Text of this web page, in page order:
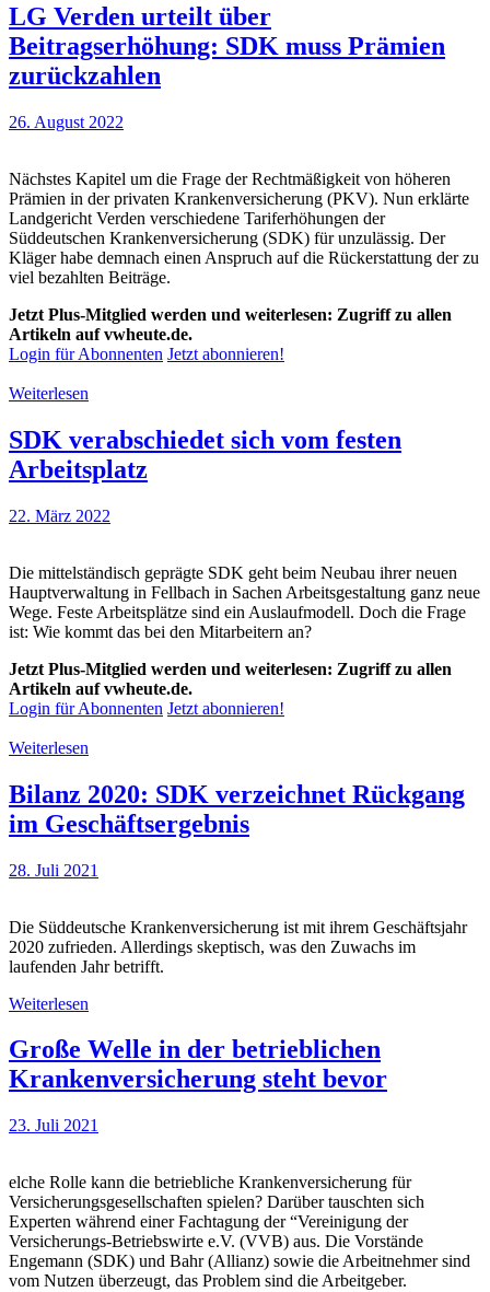
LG Verden urteilt über
Beitragserhöhung: SDK muss Prämien
zurückzahlen
26. August 2022
Nächstes Kapitel um die Frage der Rechtmäßigkeit von höheren
Prämien in der privaten Krankenversicherung (PKV). Nun erklärte
Landgericht Verden verschiedene Tariferhöhungen der
Süddeutschen Krankenversicherung (SDK) für unzulässig. Der
Kläger habe demnach einen Anspruch auf die Rückerstattung der zu
viel bezahlten Beiträge.
Jetzt Plus-Mitglied werden und weiterlesen: Zugriff zu allen
Artikeln auf vwheute.de.
Login für Abonnenten Jetzt abonnieren!
Weiterlesen
SDK verabschiedet sich vom festen
Arbeitsplatz
22. März 2022
Die mittelständisch geprägte SDK geht beim Neubau ihrer neuen
Hauptverwaltung in Fellbach in Sachen Arbeitsgestaltung ganz neue
Wege. Feste Arbeitsplätze sind ein Auslaufmodell. Doch die Frage
ist: Wie kommt das bei den Mitarbeitern an?
Jetzt Plus-Mitglied werden und weiterlesen: Zugriff zu allen
Artikeln auf vwheute.de.
Login für Abonnenten Jetzt abonnieren!
Weiterlesen
Bilanz 2020: SDK verzeichnet Rückgang
im Geschäftsergebnis
28. Juli 2021
Die Süddeutsche Krankenversicherung ist mit ihrem Geschäftsjahr
2020 zufrieden. Allerdings skeptisch, was den Zuwachs im
laufenden Jahr betrifft.
Weiterlesen
Große Welle in der betrieblichen
Krankenversicherung steht bevor
23. Juli 2021
elche Rolle kann die betriebliche Krankenversicherung für
Versicherungsgesellschaften spielen? Darüber tauschten sich
Experten während einer Fachtagung der “Vereinigung der
Versicherungs-Betriebswirte e.V. (VVB) aus. Die Vorstände
Engemann (SDK) und Bahr (Allianz) sowie die Arbeitnehmer sind
vom Nutzen überzeugt, das Problem sind die Arbeitgeber.